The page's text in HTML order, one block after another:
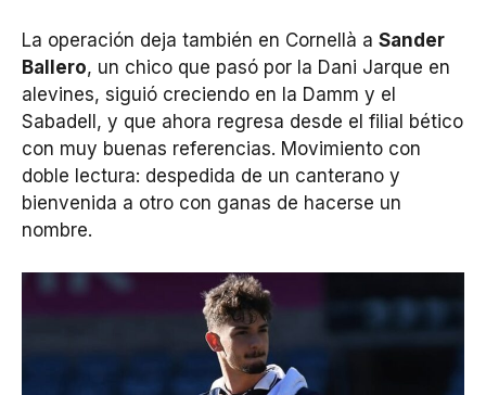
La operación deja también en Cornellà a Sander
Ballero, un chico que pasó por la Dani Jarque en
alevines, siguió creciendo en la Damm y el
Sabadell, y que ahora regresa desde el filial bético
con muy buenas referencias. Movimiento con
doble lectura: despedida de un canterano y
bienvenida a otro con ganas de hacerse un
nombre.